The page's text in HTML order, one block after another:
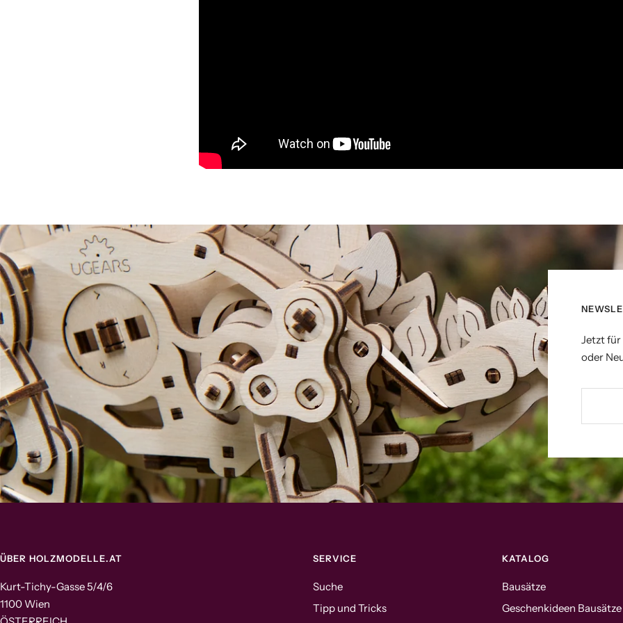
Jetzt für
oder
ÜBER HOLZMODELLE.AT
Kurt-Tichy-Gasse 5/4/6
1100 Wien
SERVICE
Suche
Tipp und Tricks
KATALOG
Bausätze
Geschenkideen Bausätze